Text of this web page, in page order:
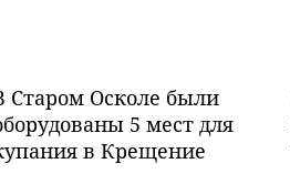
Старом Осколе были
5 мест для
в Крещение